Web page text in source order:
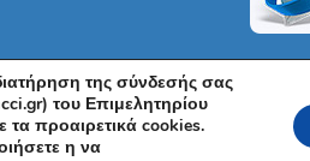
και Βιομηχανικό Επιμελητήριο
Όροι Χρήσης
Πολιτική
της σύνδεσής σας
του Επιμελητηρίου
προαιρετικά cookies.
η να